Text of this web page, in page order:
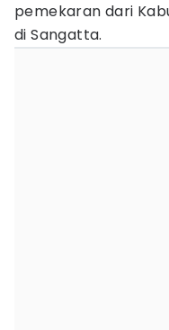
pemekaran dari
di Sangatta.